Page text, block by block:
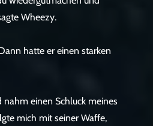
Wheezy.
hatte er einen starken
einen Schluck meines
mich mit seiner Waffe,